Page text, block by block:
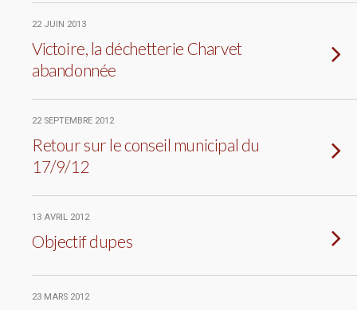
22 JUIN 2013
Victoire, la déchetterie Charvet
abandonnée
22 SEPTEMBRE 2012
Retour sur le conseil municipal du
17/9/12
13 AVRIL 2012
Objectif dupes
23 MARS 2012